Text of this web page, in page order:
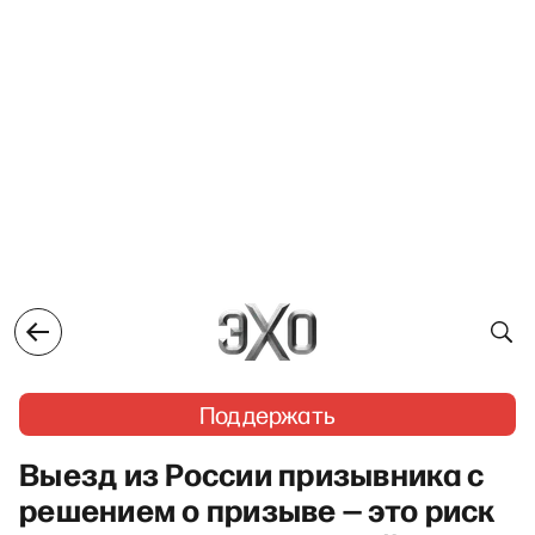
Поддержать
Выезд из России призывника с
решением о призыве — это риск